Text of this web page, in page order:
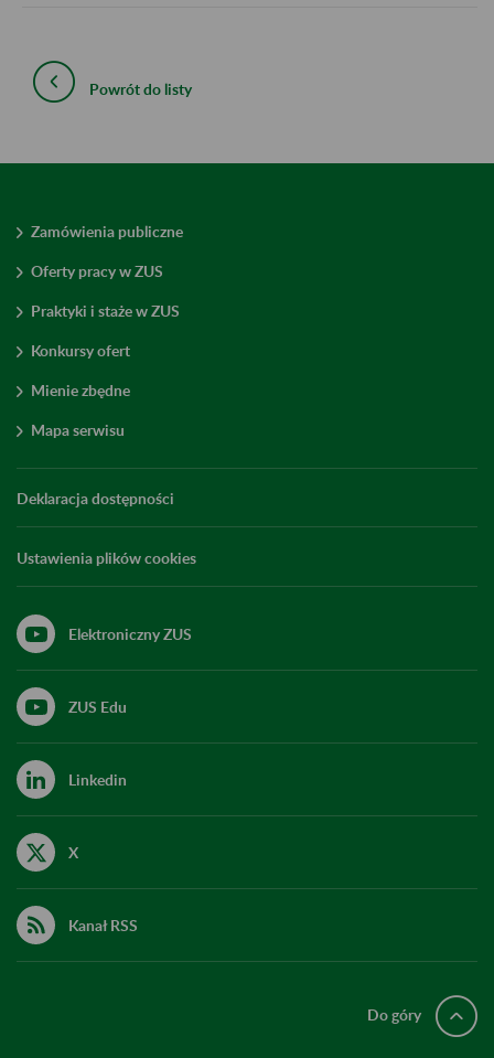
Powrót do listy
Zamówienia publiczne
Oferty pracy w ZUS
Praktyki i staże w ZUS
Konkursy ofert
Mienie zbędne
Mapa serwisu
Deklaracja dostępności
Ustawienia plików cookies
Elektroniczny ZUS
ZUS Edu
Linkedin
X
Kanał RSS
Do góry